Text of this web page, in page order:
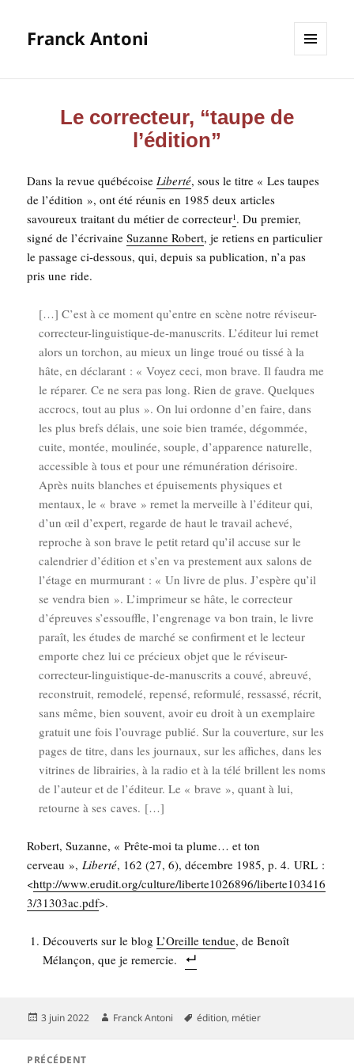
Franck Antoni
ET
Le correcteur, “taupe de
l’édition”
Dans la revue qué­bé­coiseLiber­té, sous le titre « Les taupes
de l’é­di­tion », ont été réunis en 1985 deux articles
savou­reux trai­tant du métier de cor­rec­teur1. Du pre­mier,
signé de l’é­cri­vaineSuzanne Robert, je retiens en par­ti­cu­lier
le pas­sage ci-des­sous, qui, depuis sa publi­ca­tion, n’a pas
pris une ride.
[…] C’est à ce moment qu’entre en scène notre révi­seur-
cor­rec­teur-lin­guis­tique-de-manus­crits. L’éditeur lui remet
alors un tor­chon, au mieux un linge troué ou tis­sé à la
hâte, en décla­rant : « Voyez ceci, mon brave. Il fau­dra me
le répa­rer. Ce ne sera pas long. Rien de grave. Quelques
accrocs, tout au plus ». On lui ordonne d’en faire, dans
les plus brefs délais, une soie bien tra­mée, dégom­mée,
cuite, mon­tée, mou­li­née, souple, d’apparence natu­relle,
acces­sible à tous et pour une rému­né­ra­tion déri­soire.
Après nuits blanches et épui­se­ments phy­siques et
men­taux, le « brave » remet la mer­veille à l’éditeur qui,
d’un œil d’expert, regarde de haut le tra­vail ache­vé,
reproche à son brave le petit retard qu’il accuse sur le
calen­drier d’édition et s’en va pres­te­ment aux salons de
l’étage en mur­mu­rant : « Un livre de plus. J’espère qu’il
se ven­dra bien ». L’imprimeur se hâte, le cor­rec­teur
d’épreuves s’essouffle, l’engrenage va bon train, le livre
paraît, les études de mar­ché se confirment et le lec­teur
emporte chez lui ce pré­cieux objet que le révi­seur-
cor­rec­teur-lin­guis­tique-de-manus­crits a cou­vé, abreu­vé,
recons­truit, remo­de­lé, repen­sé, refor­mu­lé, res­sas­sé, récrit,
sans même, bien sou­vent, avoir eu droit à un exem­plaire
gra­tuit une fois l’ouvrage publié. Sur la cou­ver­ture, sur les
pages de titre, dans les jour­naux, sur les affiches, dans les
vitrines de librai­ries, à la radio et à la télé brillent les noms
de l’auteur et de l’éditeur. Le « brave », quant à lui,
retourne à ses caves. […]
Robert, Suzanne, « Prête-moi ta plume… et ton
cer­veau »,Liber­té, 162 (27, 6), décembre 1985, p. 4. URL :
<http://www.erudit.org/culture/liberte1026896/liberte103416
3/31303ac.pdf>.
Décou­verts sur le blogL’O­reille ten­due, de Benoît
Mélan­çon, que je remercie.
Publié
3 juin 2022 Auteur
Franck Antoni
Mots-
édition, métier
PRÉCÉDENT